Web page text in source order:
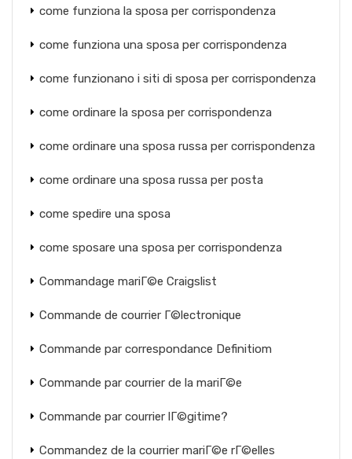
come funziona la sposa per corrispondenza
come funziona una sposa per corrispondenza
come funzionano i siti di sposa per corrispondenza
come ordinare la sposa per corrispondenza
come ordinare una sposa russa per corrispondenza
come ordinare una sposa russa per posta
come spedire una sposa
come sposare una sposa per corrispondenza
Commandage mariГ©e Craigslist
Commande de courrier Г©lectronique
Commande par correspondance Definitiom
Commande par courrier de la mariГ©e
Commande par courrier lГ©gitime?
Commandez de la courrier mariГ©e rГ©elles